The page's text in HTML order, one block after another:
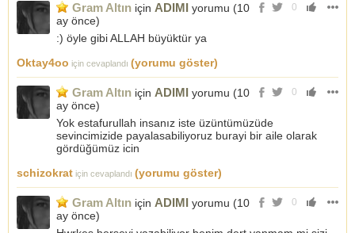
0
Gram Altın için ADIMI yorumu (10
ay önce)
:) öyle gibi ALLAH büyüktür ya
Oktay4oo için cevaplandı (yorumu göster)
0
Gram Altın için ADIMI yorumu (10
ay önce)
Yok estafurullah insanız iste üzüntümüzüde
sevincimizide payalasabiliyoruz burayi bir aile olarak
gördüğümüz icin
schizokrat için cevaplandı (yorumu göster)
0
Gram Altın için ADIMI yorumu (10
ay önce)